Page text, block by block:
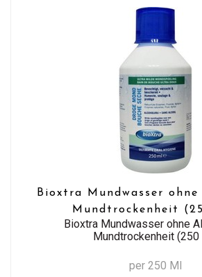
Bioxtra Mundwasser
Mundtrockenheit
Bioxtra Mundwasser ohne
Mundtrockenheit
per 250 Ml